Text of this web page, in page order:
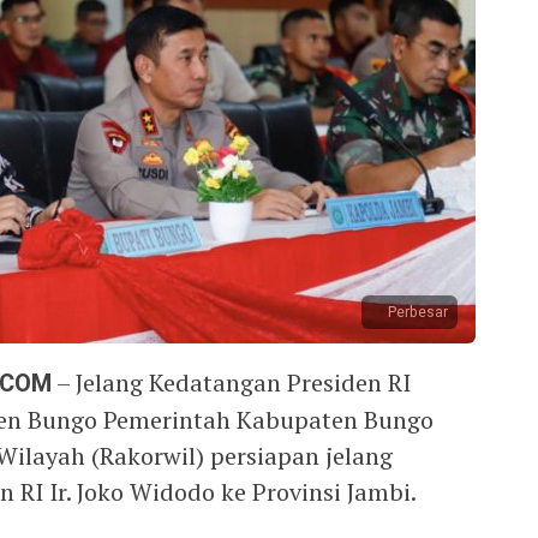
Perbesar
– Jelang Kedatangan Presiden RI
Bungo Pemerintah Kabupaten Bungo
(Rakorwil) persiapan jelang
Ir. Joko Widodo ke Provinsi Jambi.